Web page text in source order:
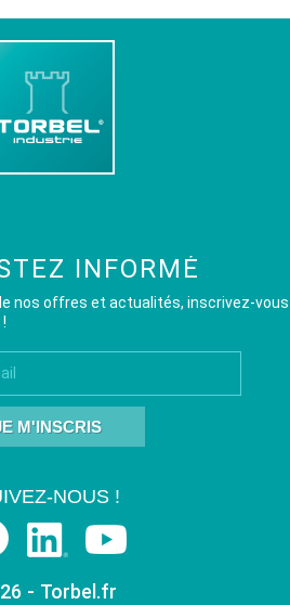
INFORMÉ
nos offres et actualités, inscrivez-vous
M'INSCRIS
NOUS !
- Torbel.fr